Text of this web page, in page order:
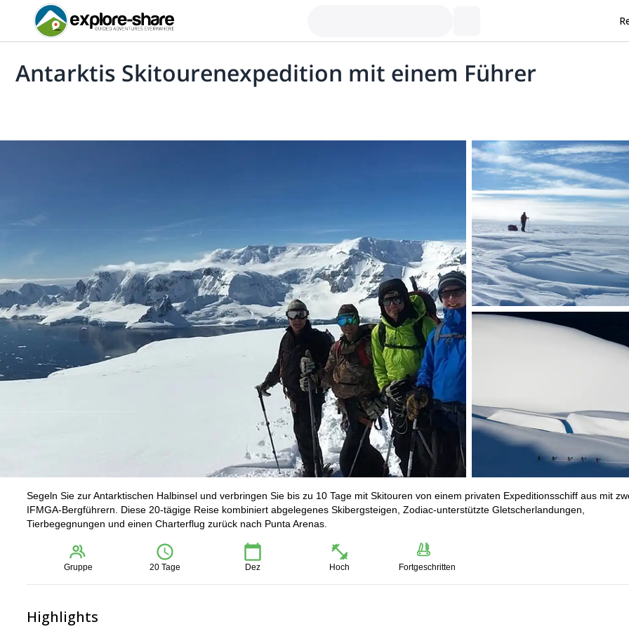
Antarktis Skitourenexpedition mit einem Führer
Segeln Sie zur Antarktischen Halbinsel und verbringen Sie bis zu 10 Tage mit Skitouren von einem privaten Expeditionsschiff aus mit
IFMGA-Bergführern. Diese 20-tägige Reise kombiniert abgelegenes Skibergsteigen, Zodiac-unterstützte Gletscherlandungen,
Tierbegegnungen und einen Charterflug zurück nach Punta Arenas.
Gruppe 20 Tage Dez Hoch Fortgeschritten
Highlights